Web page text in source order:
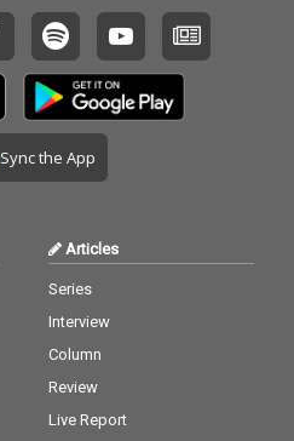
Sync the App
Articles
Series
Interview
Column
Review
Live Report